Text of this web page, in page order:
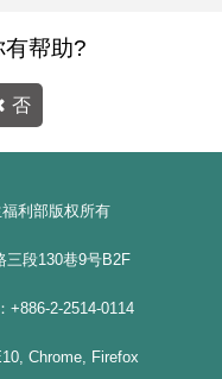
帮助?
否
利部版权所有
三段130巷9号B2F
+886-2-2514-0114
Chrome, Firefox